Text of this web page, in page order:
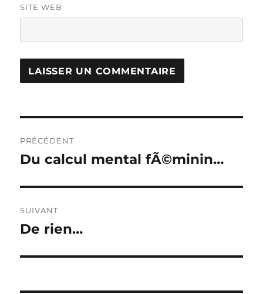
SITE WEB
de
PRÉCÉDENT
Publication
Du calcul mental fÃ©minin…
SUIVANT
Publication
De rien…